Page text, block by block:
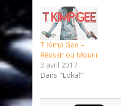
T Kimp Gee –
Réussir ou Mourir
3 avril 2017
Dans "Lokal"